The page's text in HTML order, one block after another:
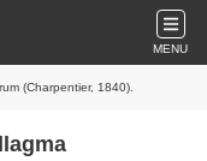
MENU
(Charpentier, 1840).